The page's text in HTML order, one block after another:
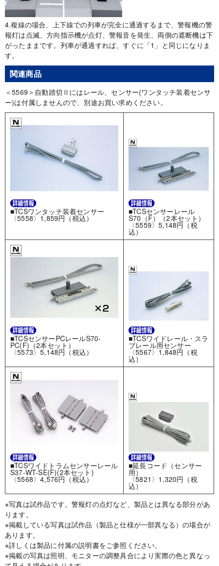
4.複線の場合、上下線での列車が完全に通過するまで、警報機の警
報灯は点滅、方向指示機が点灯、警報音を発生、両側の遮断機は下
がったままです。列車が通過すれば、すぐに「1」と同じになりま
す。
関連商品
＜5569＞自動踏切Ⅱにはレール、センサー(ワンタッチ装着センサ
ー)は付属しませんので、別途お買い求めください。
■TCSワンタッチ装着センサー
〈5558〉1,859円（税込）
■TCSセンサーレール
S70（F）（2本セット）
〈5559〉5,148円（税
込）
■TCSセンサーPCレールS70-
PC(F)（2本セット）
〈5573〉5,148円（税込）
■TCSワイドレール・スラ
ブレール用センサー
〈5567〉1,848円（税
込）
■TCSワイドトラムセンサーレール
S37-WT-SE(F)(2本セット)
〈5568〉4,576円（税込）
■延長コード（センサー
用）
〈5821〉1,320円（税
込）
※写真は試作品です。警報灯の点灯など、製品とは異なる部分があ
ります。
※掲載している写真は試作品（製品と仕様が一部異なる）の場合が
あります。
※詳しくは製品に付属の説明書をご参照ください。
※掲載の写真は照明、モニターの調整具合により実際の色と異なっ